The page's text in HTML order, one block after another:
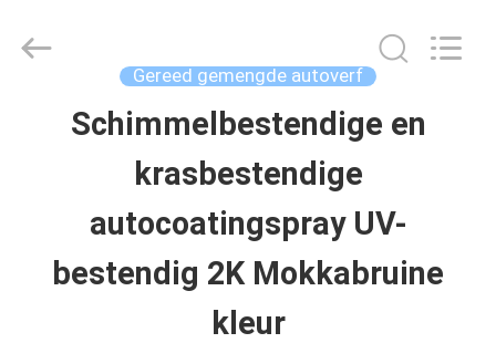
THUIS
PRODUCTEN
VIDEOS
Meklon
Gereed gemengde autoverf
Schimmelbestendige en
krasbestendige
autocoatingspray UV-
bestendig 2K Mokkabruine
kleur